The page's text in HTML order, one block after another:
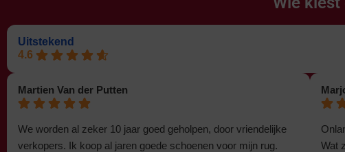
Uitstekend
4.6
Martien Van der Putten
We worden al zeker 10 jaar goed geholpen, door vriendelijke
verkopers. Ik koop al jaren goede schoenen voor mijn rug.
Wat